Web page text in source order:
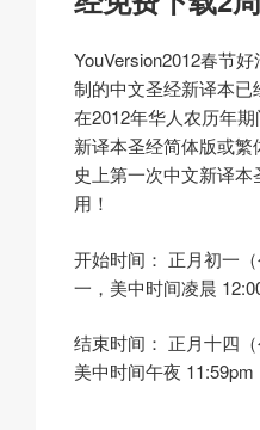
YouVersion2012春节
制的中文圣经新译本已
在2012年华人农历年
新译本圣经简体版或
史上第一次中文新译
用！
开始时间： 正月初一
一，美中时间凌晨
结束时间： 正月十四
美中时间午夜 11:59pm